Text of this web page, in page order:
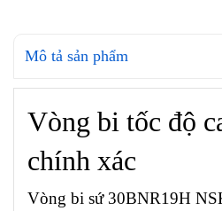
Mô tả sản phẩm
Vòng bi tốc độ
chính xác
Vòng bi sứ 30BNR19H